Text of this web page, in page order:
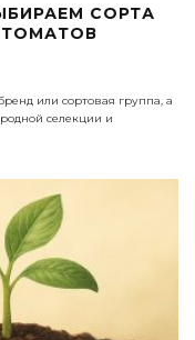
СОРТА
или сортовая группа, а
селекции и